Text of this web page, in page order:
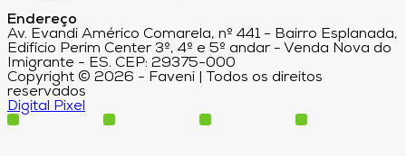
Endereço
Av. Evandi Américo Comarela, nº 441 - Bairro Esplanada,
Edifício Perim Center 3º, 4º e 5º andar - Venda Nova do
Imigrante - ES. CEP: 29375-000
Copyright © 2026 - Faveni | Todos os direitos
reservados
Digital Pixel